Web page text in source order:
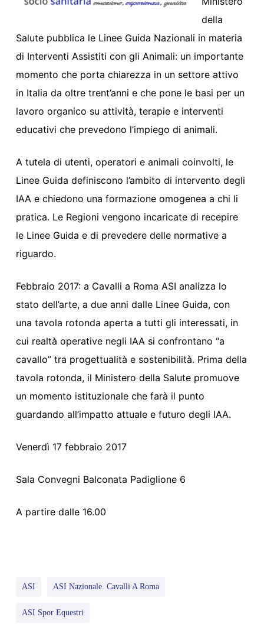
della
Salute pubblica le Linee Guida Nazionali in materia
di Interventi Assistiti con gli Animali: un importante
momento che porta chiarezza in un settore attivo
in Italia da oltre trent’anni e che pone le basi per un
lavoro organico su attività, terapie e interventi
educativi che prevedono l’impiego di animali.
A tutela di utenti, operatori e animali coinvolti, le
Linee Guida definiscono l’ambito di intervento degli
IAA e chiedono una formazione omogenea a chi li
pratica. Le Regioni vengono incaricate di recepire
le Linee Guida e di prevedere delle normative a
riguardo.
Febbraio 2017: a Cavalli a Roma ASI analizza lo
stato dell’arte, a due anni dalle Linee Guida, con
una tavola rotonda aperta a tutti gli interessati, in
cui realtà operative negli IAA si confrontano “a
cavallo” tra progettualità e sostenibilità. Prima della
tavola rotonda, il Ministero della Salute promuove
un momento istituzionale che farà il punto
guardando all’impatto attuale e futuro degli IAA.
Venerdì 17 febbraio 2017
Sala Convegni Balconata Padiglione 6
A partire dalle 16.00
ASI ASI Nazionale. Cavalli A Roma
ASI Spor Equestri